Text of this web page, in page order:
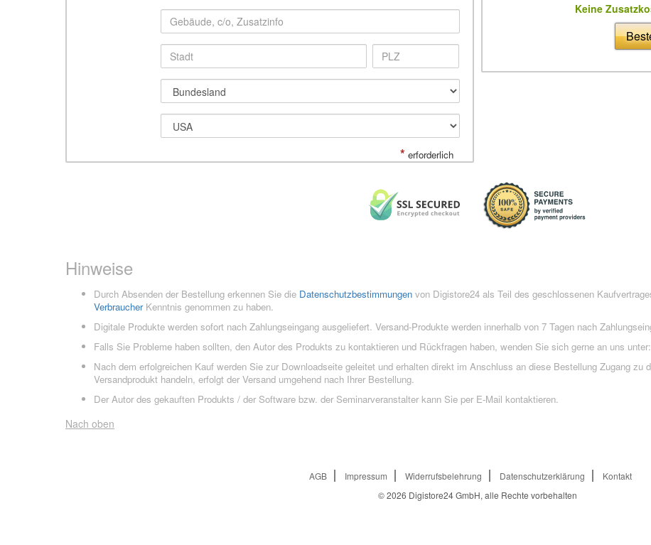
* erforderlich
Keine
Hinweise
Durch Absenden der Bestellung erkennen Sie die Datenschutzbestimmungen von Digistore24 als Teil des geschlossenen
VerbraucherKenntnis genommen zu haben.
Digitale Produkte werden sofort nach Zahlungseingang ausgeliefert. Versand-Produkte werden innerhalb von 7 Tagen nach
Falls Sie Probleme haben sollten, den Autor des Produkts zu kontaktieren und Rückfragen haben, wenden Sie sich gerne an uns unter:
Nach dem erfolgreichen Kauf werden Sie zur Downloadseite geleitet und erhalten direkt im Anschluss an diese Bestellung Zugang
Versandprodukt handeln, erfolgt der Versand umgehend nach Ihrer Bestellung.
Der Autor des gekauften Produkts / der Software bzw. der Seminarveranstalter kann Sie per E-Mail kontaktieren.
Nach oben
AGB Impressum Widerrufsbelehrung Datenschutzerklärung
Kontakt
© 2026 Digistore24 GmbH, alle Rechte vorbehalten